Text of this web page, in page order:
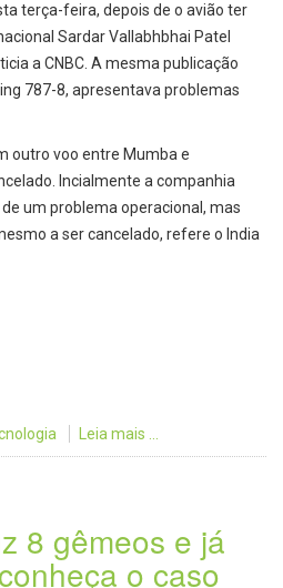
terça-feira, depois de o avião ter
Sardar Vallabhbhai Patel
a CNBC. A mesma publicação
787-8, apresentava problemas
outro voo entre Mumba e
Incialmente a companhia
um problema operacional, mas
a ser cancelado, refere o India
Leia mais ...
8 gêmeos e já
o caso